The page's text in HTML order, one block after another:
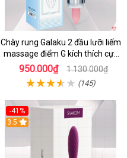
Chày rung Galaku 2 đầu lưỡi liếm
massage điểm G kích thích cực
mạnh
950.000₫ 1.130.000₫
(145)
-41%
3.5